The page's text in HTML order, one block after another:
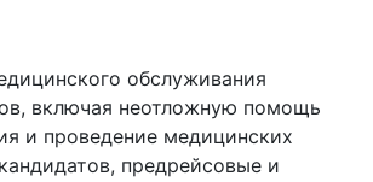
обслуживания
включая неотложную помощь
и проведение медицинских
предрейсовые и